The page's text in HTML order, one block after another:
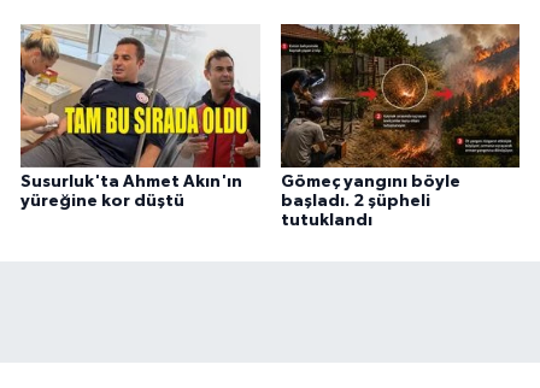
Susurluk'ta Ahmet Akın'ın
yüreğine kor düştü
Gömeç yangını böyle
başladı. 2 şüpheli
tutuklandı